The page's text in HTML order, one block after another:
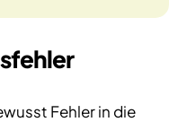
Fehler in die